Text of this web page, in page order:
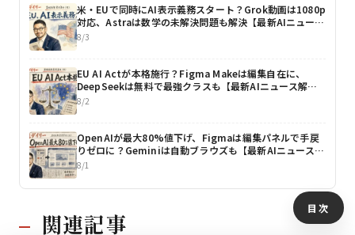
米・EUで同時にAI表示義務スタート？Grok動画は1080p
対応、Astraは数学の未解決問題も解決【最新AIニュース
解説】2026年8月3日号
8/3
EU AI Actが本格施行？Figma Makeは編集自在に、
DeepSeekは無料で最強クラスも【最新AIニュース解
説】2026年8月2日号
8/2
OpenAIが最大80%値下げ、Figmaは編集パネルで手戻
りゼロに？Geminiは自動ブラウズも【最新AIニュース解
説】2026年8月1日号
8/1
関連記事
目次